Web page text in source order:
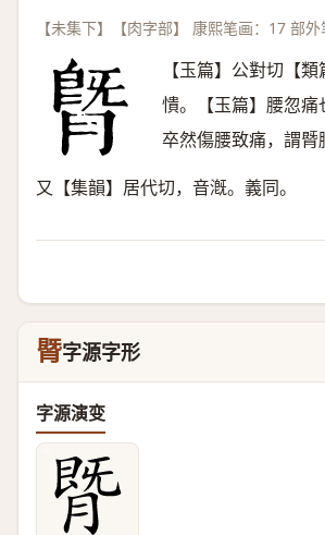
【未集下】【肉字部】 康熙笔画：17 部外
【玉篇】公對切【類
憒。【玉篇】腰忽痛
卒然傷腰致痛，謂䐴
又【集韻】居代切，音漑。義同。
䐴字源字形
字源演变